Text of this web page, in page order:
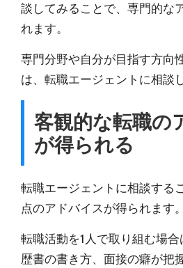
談してみることで、専門的な
れます。
専門分野や自分が目指す方向
は、転職エージェントに相談
客観的な転職の
が得られる
転職エージェントに相談する
点のアドバイスが得られます。
転職活動を1人で取り組む場
歴書の書き方、面接の癖が把